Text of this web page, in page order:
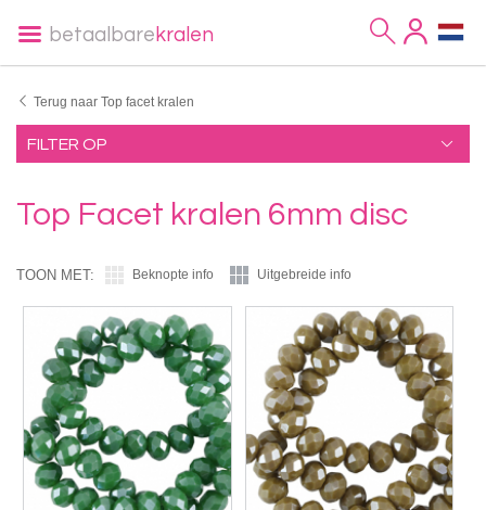
betaalbare kralen
Terug naar Top facet kralen
FILTER OP
Top Facet kralen 6mm disc
TOON MET: Beknopte info Uitgebreide info